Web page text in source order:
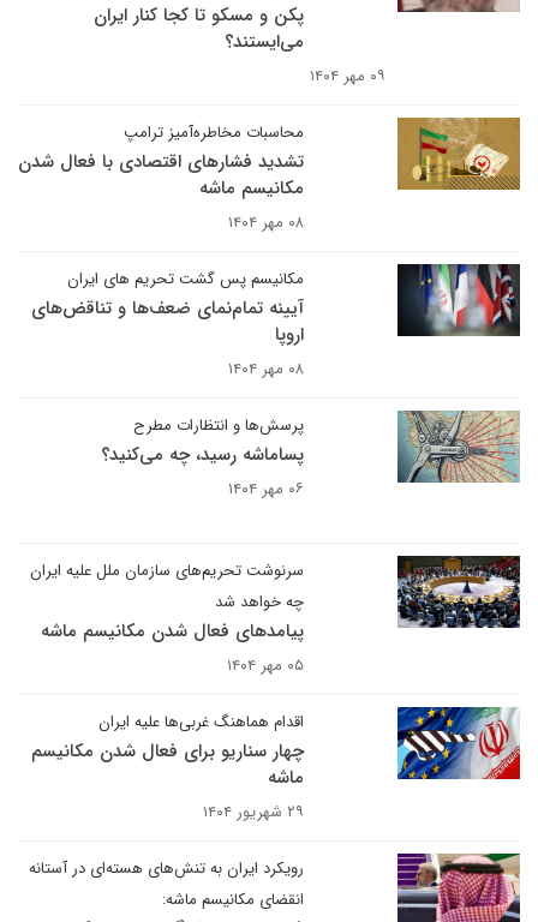
پکن و مسکو تا کجا کنار ایران
می‌ایستند؟
۰۹ مهر ۱۴۰۴
محاسبات مخاطره‌آمیز ترامپ
تشدید فشارهای اقتصادی با فعال شدن
مکانیسم ماشه
۰۸ مهر ۱۴۰۴
مکانیسم پس گشت تحریم های ایران
آیینه تمام‌نمای ضعف‌ها و تناقض‌های
اروپا
۰۸ مهر ۱۴۰۴
پرسش‌ها و انتظارات مطرح
پساماشه رسید، چه می‌کنید؟
۰۶ مهر ۱۴۰۴
سرنوشت تحریم‌های سازمان ملل علیه ایران
چه خواهد شد
پیامدهای فعال شدن مکانیسم ماشه
۰۵ مهر ۱۴۰۴
اقدام هماهنگ غربی‌ها علیه ایران
چهار سناریو برای فعال شدن مکانیسم
ماشه
۲۹ شهریور ۱۴۰۴
رویکرد ایران به تنش‌های هسته‌ای در آستانه
انقضای مکانیسم ماشه: